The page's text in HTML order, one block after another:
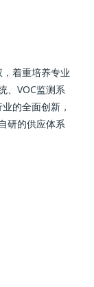
着重培养专业
、VOC监测系
的全面创新，
研的供应体系